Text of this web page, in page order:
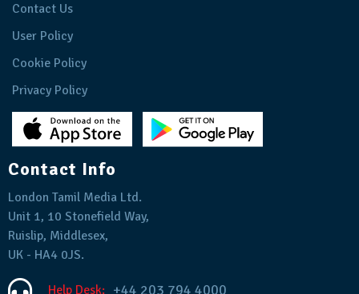
Contact Us
User Policy
Cookie Policy
Privacy Policy
Contact Info
London Tamil Media Ltd.
Unit 1, 10 Stonefield Way,
Ruislip, Middlesex,
UK - HA4 0JS.
Help Desk: +44 203 794 4000